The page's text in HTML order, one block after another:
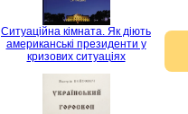
Ситуаційна кімната. Як діють
американські президенти у
кризових ситуаціях